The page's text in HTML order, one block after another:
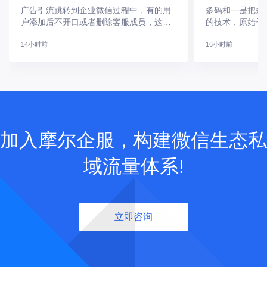
广告引流跳转到企业微信过程中，有的用
户添加后不开口或者删除客服成员，这种
数据负向回传功能，可以将这种无效低质
推广获客精准度。如何配置客户打标签负
14小时前
多码和一是把
的技术，原始
图案保持不变
建活码二维码？
16小时前
加入摩尔企服，构建微信生态私
域流量体系!
立即咨询